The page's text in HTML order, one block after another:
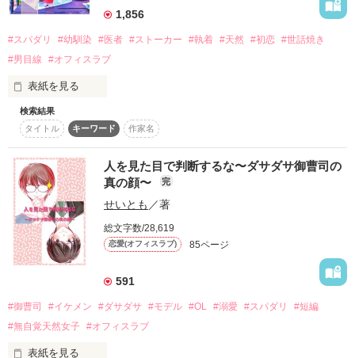
した描写が多く含まれています。処置・救命・外傷などの表現
作品を読む
usamo 様
私が、あなたに惚れる？？？
本日も彼のカミナリ注意報が発令中です
*:;;;:*:;;;:*+☆+*:;;;:*:;;;:*+☆+*:;;;:*:;;;:*+☆+*:;;;:*:;;;:*+☆+
※ オフィスラブですが、ラブコメ要素満載でお送りします。
2014.8.9　start ～　2014.9.24　end
（古い作品ですので直してはいますが拙い文章です。ご了承く
※素敵なレビュー、ありがとうございます
「俺の女にならないか？」
「え……嫌です」
「欲しいと思った物は必ず手に入れる。
覚悟しておけ」
神永常務の猛攻撃で
日菜子の毎日はパニックの連続に……。
2016．1．13．〜 3．12．
温かいレビューと感想を
ありがとうございました。
※古い作品です。文章がおかしなことになっておりますがお許
しください。
1,856
#スパダリ #幼馴染 #医者 #ストーカー #執着 #天然 #初恋 #世話焼き
#男目線
#オフィスラブ
表紙を見る
芦田笑美里(あしだえみり)
廣澤総合病院の初期研修医1年目
真面目な性格。料理が苦手
廣澤宗司(ひろさわそうし)
廣澤総合病院の新人内科医で跡取り
世話焼きで料理上手。
父親同士が大学の同期で、幼馴染の2人。
ある日記憶のない一夜の過ちをしてしまう。
「つ、つい、肌を重ねてしまって！
……責任を取らせてもらいたいと思っている」
検索結果
タイトル
キーワード 作家名
人を見た目で判断するな〜ダサダサ御曹司の
真の顔〜
完
せいとも ／著
総文字数/28,619
恋愛(オフィスラブ) 85ページ
591
#御曹司 #イケメン #ダサダサ #モデル #OL #溺愛 #スパダリ
#短編
#無自覚天然女子 #オフィスラブ
表紙を見る